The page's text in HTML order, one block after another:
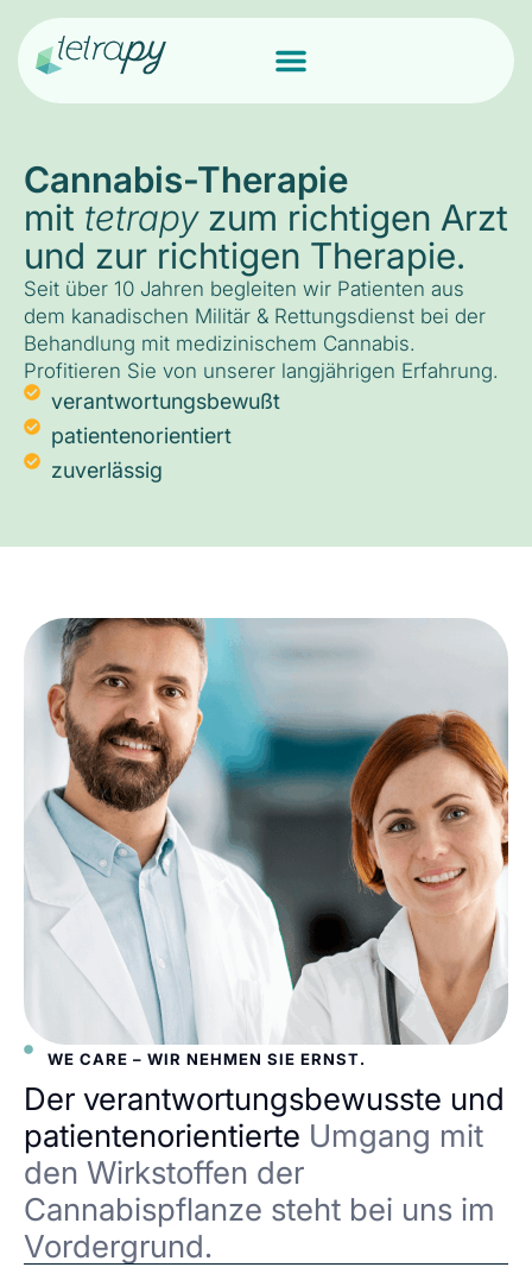
Cannabis-Therapie
mit tetrapyzum richtigen Arzt
und zur richtigen Therapie.
Seit über 10 Jahren begleiten wir Patienten aus
dem kanadischen Militär & Rettungsdienst bei der
Behandlung mit medizinischem Cannabis.
Profitieren Sie von unserer langjährigen Erfahrung.
verantwortungsbewußt
patientenorientiert
zuverlässig
WE CARE – WIR NEHMEN SIE ERNST.
Der verantwortungsbewusste und
patientenorientierte Umgang mit
den Wirkstoffen der
Cannabispflanze steht bei uns im
Vordergrund.